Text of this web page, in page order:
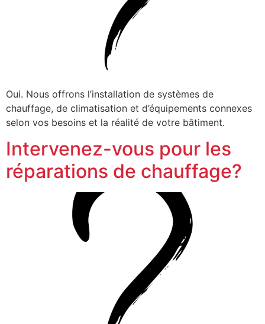
Oui. Nous offrons l’installation de systèmes de
chauffage, de climatisation et d’équipements connexes
selon vos besoins et la réalité de votre bâtiment.
Intervenez-vous pour les
réparations de chauffage?